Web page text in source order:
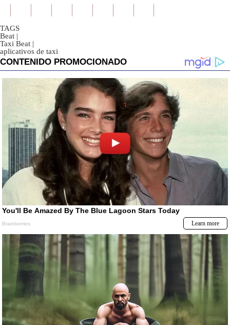
TAGS
Beat |
Taxi Beat |
aplicativos de taxi